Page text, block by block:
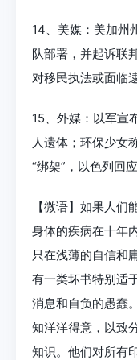
14、美媒：美加州
队部署，并起诉联
对移民执法或面临
15、外媒：以军宣
人遗体；环保少女
“绑架”，以色列回
【微语】如果人
身体的疾病在十年
只在浅薄的自信和
有一类坏书特别适
消息和自负的愚蠢
知洋洋得意，以致
知识。他们对所有